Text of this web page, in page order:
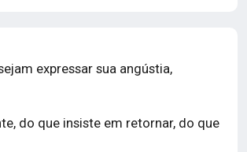
expressar sua angústia,
do que insiste em retornar, do que